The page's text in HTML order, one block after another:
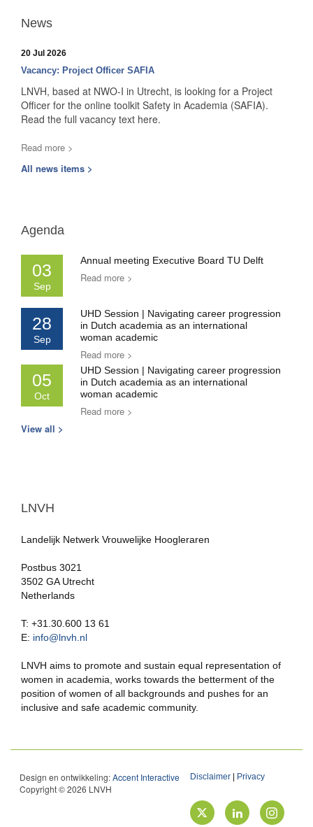
News
20 Jul 2026
Vacancy: Project Officer SAFIA
LNVH, based at NWO-I in Utrecht, is looking for a Project
Officer for the online toolkit Safety in Academia (SAFIA).
Read the full vacancy text here.
Read more >
All news items >
Agenda
03
Sep
Annual meeting Executive Board TU Delft
Read more >
28
Sep
UHD Session | Navigating career progression
in Dutch academia as an international
woman academic
Read more >
05
Oct
UHD Session | Navigating career progression
in Dutch academia as an international
woman academic
Read more >
View all >
LNVH
Landelijk Netwerk Vrouwelijke Hoogleraren
Postbus 3021
3502 GA Utrecht
Netherlands
T: +31.30.600 13 61
E: info@lnvh.nl
LNVH aims to promote and sustain equal representation of
women in academia, works towards the betterment of the
position of women of all backgrounds and pushes for an
inclusive and safe academic community.
Design en ontwikkeling:Accent Interactive
Copyright © 2026 LNVH
Disclaimer Privacy